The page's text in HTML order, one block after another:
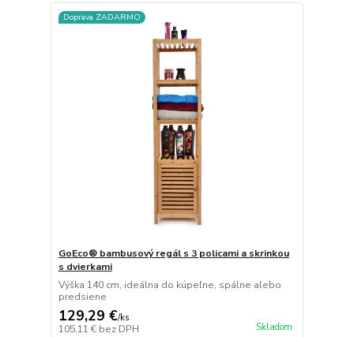
Doprava ZADARMO
GoEco® bambusový regál s 3 policami a skrinkou
s dvierkami
Výška 140 cm, ideálna do kúpeľne, spálne alebo
predsiene
129,29 €/ks
105,11 € bez DPH Skladom